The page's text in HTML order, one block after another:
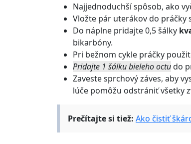
Najjednoduchší spôsob, ako
Vložte pár uterákov do práčky
Do náplne pridajte 0,5 šálky
bikarbóny.
Pri bežnom cykle práčky
Pridajte 1 šálku bieleho octudo
Zaveste sprchový záves, aby
lúče pomôžu odstrániť všetky
Prečítajte si tiež: Ako čistiť